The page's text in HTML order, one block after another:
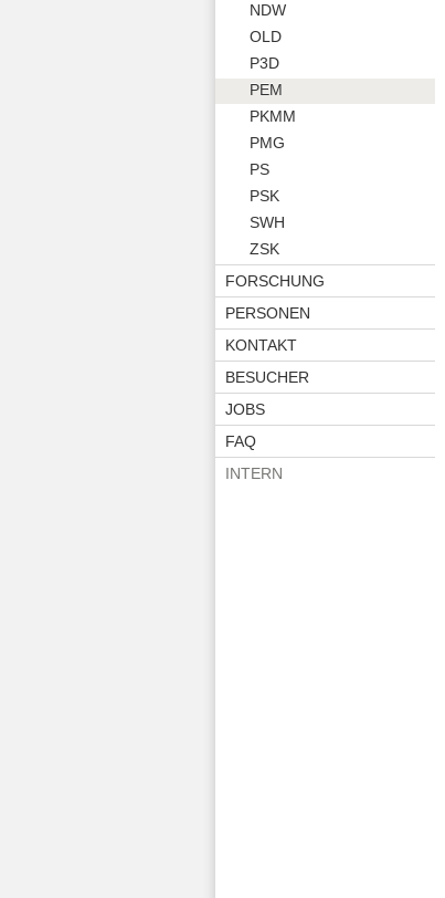
NDW
OLD
P3D
PEM
PKMM
PMG
PS
PSK
SWH
ZSK
FORSCHUNG
PERSONEN
KONTAKT
BESUCHER
JOBS
FAQ
INTERN